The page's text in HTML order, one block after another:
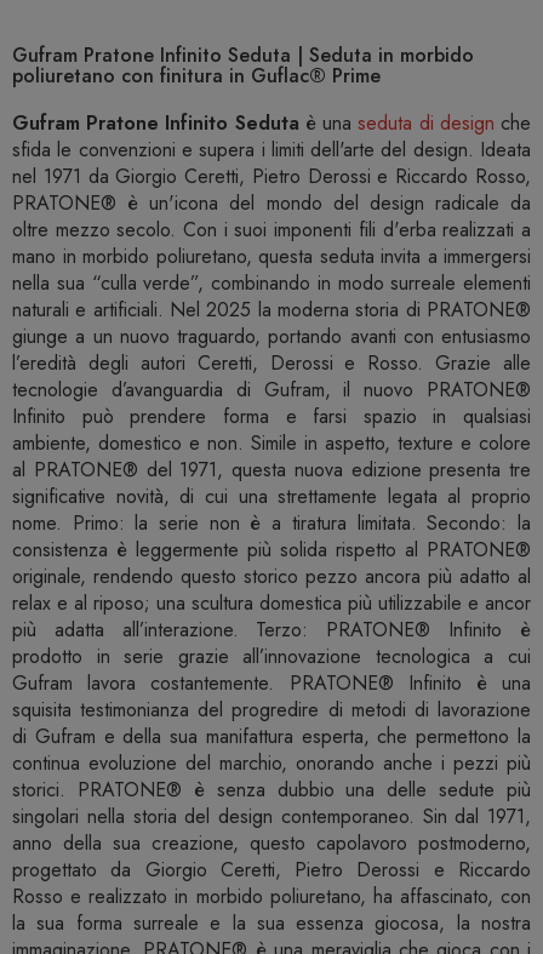
Gufram Pratone Infinito Seduta | Seduta in morbido
poliuretano con finitura in Guflac® Prime
Gufram Pratone Infinito Seduta è unaseduta di design che
sfida le convenzioni e supera i limiti dell'arte del design. Ideata
nel 1971 da Giorgio Ceretti, Pietro Derossi e Riccardo Rosso,
PRATONE® è un'icona del mondo del design radicale da
oltre mezzo secolo. Con i suoi imponenti fili d'erba realizzati a
mano in morbido poliuretano, questa seduta invita a immergersi
nella sua “culla verde”, combinando in modo surreale elementi
naturali e artificiali. Nel 2025 la moderna storia di PRATONE®
giunge a un nuovo traguardo, portando avanti con entusiasmo
l’eredità degli autori Ceretti, Derossi e Rosso. Grazie alle
tecnologie d’avanguardia di Gufram, il nuovo PRATONE®
Infinito può prendere forma e farsi spazio in qualsiasi
ambiente, domestico e non. Simile in aspetto, texture e colore
al PRATONE® del 1971, questa nuova edizione presenta tre
significative novità, di cui una strettamente legata al proprio
nome. Primo: la serie non è a tiratura limitata. Secondo: la
consistenza è leggermente più solida rispetto al PRATONE®
originale, rendendo questo storico pezzo ancora più adatto al
relax e al riposo; una scultura domestica più utilizzabile e ancor
più adatta all’interazione. Terzo: PRATONE® Infinito è
prodotto in serie grazie all’innovazione tecnologica a cui
Gufram lavora costantemente. PRATONE® Infinito è una
squisita testimonianza del progredire di metodi di lavorazione
di Gufram e della sua manifattura esperta, che permettono la
continua evoluzione del marchio, onorando anche i pezzi più
storici. PRATONE® è senza dubbio una delle sedute più
singolari nella storia del design contemporaneo. Sin dal 1971,
anno della sua creazione, questo capolavoro postmoderno,
progettato da Giorgio Ceretti, Pietro Derossi e Riccardo
Rosso e realizzato in morbido poliuretano, ha affascinato, con
la sua forma surreale e la sua essenza giocosa, la nostra